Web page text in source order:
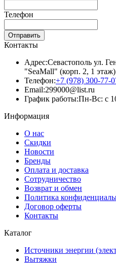
Телефон
Отправить
Контакты
Адрес:Севастополь ул.
"SeaMall" (корп. 2, 1 этаж)
Телефон:+7 (978) 300-77-
Email:299000@list.ru
График работы:Пн-Вс: с
Информация
О нас
Скидки
Новости
Бренды
Оплата и доставка
Сотрудничество
Возврат и обмен
Политика
Договор оферты
Контакты
Каталог
Источники энергии
Вытяжки